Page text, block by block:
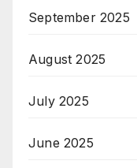
September 2025
August 2025
July 2025
June 2025